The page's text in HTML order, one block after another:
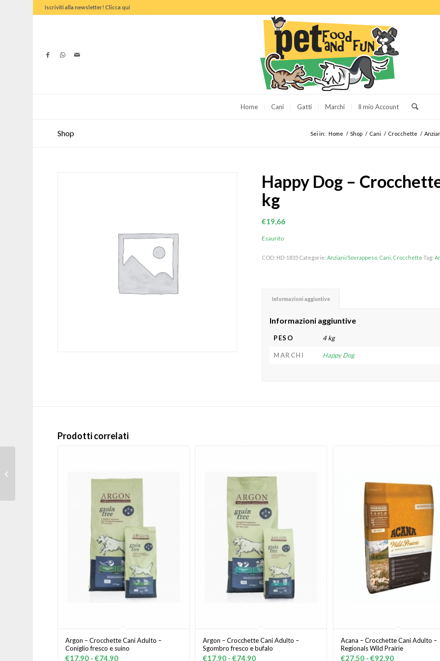
Iscriviti alla newsletter! Clicca qui
Home Cani Gatti Marchi Il mio Account
Shop Sei in: Home / Shop / Cani / Crocchette /
Happy Dog –
kg
€19,66
Esaurito
COD: HD-1835 Categorie:Anziani/Sovrappeso Cani Crocchette Tag:
Informazioni aggiuntive
Informazioni aggiuntive
PESO 4 kg
MARCHI Happy Dog
Prodotti correlati
Argon – Crocchette Cani Adulto –
Coniglio fresco e suino
€17,90 - €74,90Fascia
Argon – Crocchette Cani Adulto –
Sgombro fresco e bufalo
€17,90 - €74,90Fascia
Acana – Crocchette Cani Adulto –
Regionals Wild Prairie
€27,50 - €92,90Fascia